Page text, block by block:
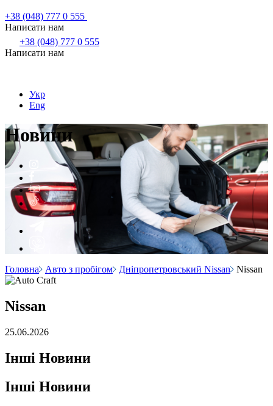
+38 (048) 777 0 555
Написати нам
+38 (048) 777 0 555
Написати нам
Укр
Eng
Новини
Головна Авто з пробігом Дніпропетровський Nissan Nissan
Nissan
25.06.2026
Інші Новини
Інші Новини